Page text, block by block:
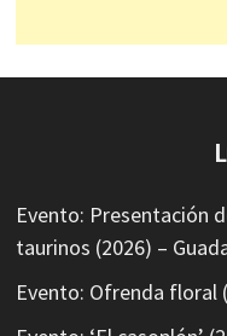
Evento: Presentación
taurinos (2026) –
Evento: Ofrenda floral